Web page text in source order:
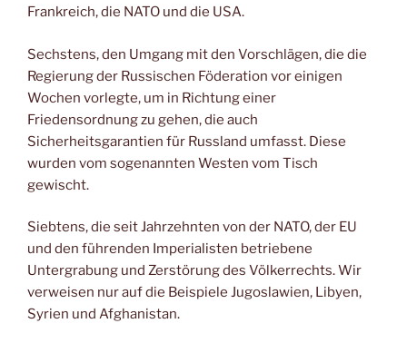
Frankreich, die NATO und die USA.
Sechstens, den Umgang mit den Vorschlägen, die die
Regierung der Russischen Föderation vor einigen
Wochen vorlegte, um in Richtung einer
Friedensordnung zu gehen, die auch
Sicherheitsgarantien für Russland umfasst. Diese
wurden vom sogenannten Westen vom Tisch
gewischt.
Siebtens, die seit Jahrzehnten von der NATO, der EU
und den führenden Imperialisten betriebene
Untergrabung und Zerstörung des Völkerrechts. Wir
verweisen nur auf die Beispiele Jugoslawien, Libyen,
Syrien und Afghanistan.